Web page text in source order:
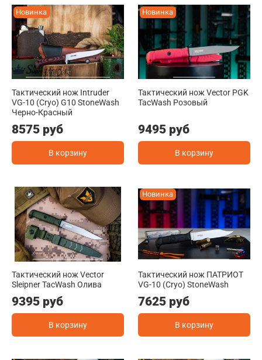
Новинка
Тактический нож Intruder
VG-10 (Cryo) G10 StoneWash
Черно-Красный
8575 руб
В корзину
Новинка
Тактический нож Vector PGK
TacWash Розовый
9495 руб
В корзину
Тактический нож Vector
Sleipner TacWash Олива
9395 руб
В корзину
Новинка
Тактический нож ПАТРИОТ
VG-10 (Cryo) StoneWash
7625 руб
В корзину